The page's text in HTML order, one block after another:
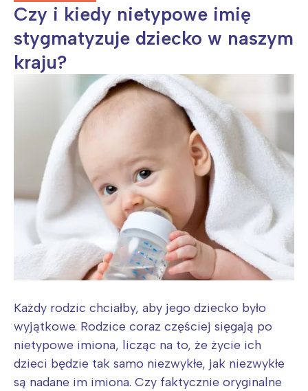
Czy i kiedy nietypowe imię
stygmatyzuje dziecko w naszym
kraju?
Każdy rodzic chciałby, aby jego dziecko było
wyjątkowe. Rodzice coraz częściej sięgają po
nietypowe imiona, licząc na to, że życie ich
dzieci będzie tak samo niezwykłe, jak niezwykłe
są nadane im imiona. Czy faktycznie oryginalne